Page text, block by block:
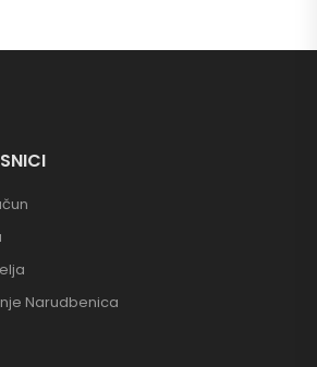
Narudbenica